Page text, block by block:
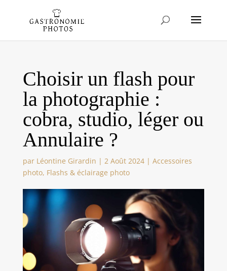
Choisir un flash pour
la photographie :
cobra, studio, léger ou
Annulaire ?
par Léontine Girardin | 2 Août 2024| Accessoires
photo, Flashs & éclairage photo